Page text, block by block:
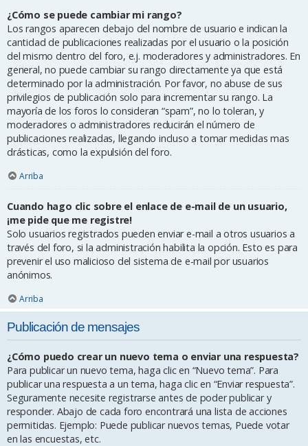
¿Cómo se puede cambiar mi rango?
Los rangos aparecen debajo del nombre de usuario e indican la
cantidad de publicaciones realizadas por el usuario o la posición
del mismo dentro del foro, e.j. moderadores y administradores. En
general, no puede cambiar su rango directamente ya que está
determinado por la administración. Por favor, no abuse de sus
privilegios de publicación solo para incrementar su rango. La
mayoría de los foros lo consideran “spam”, no lo toleran, y
moderadores o administradores reducirán el número de
publicaciones realizadas, llegando incluso a tomar medidas mas
drásticas, como la expulsión del foro.
Arriba
Cuando hago clic sobre el enlace de e-mail de un usuario,
¡me pide que me registre!
Solo usuarios registrados pueden enviar e-mail a otros usuarios a
través del foro, si la administración habilita la opción. Esto es para
prevenir el uso malicioso del sistema de e-mail por usuarios
anónimos.
Arriba
Publicación de mensajes
¿Cómo puedo crear un nuevo tema o enviar una respuesta?
Para publicar un nuevo tema, haga clic en “Nuevo tema”. Para
publicar una respuesta a un tema, haga clic en “Enviar respuesta”.
Seguramente necesite registrarse antes de poder publicar y
responder. Abajo de cada foro encontrará una lista de acciones
permitidas. Ejemplo: Puede publicar nuevos temas, Puede votar
en las encuestas, etc.